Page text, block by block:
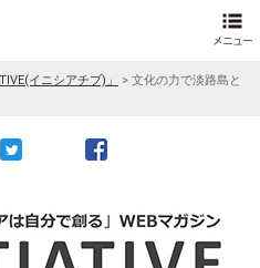
イニシアチブ)」 > 文化の力で淡路島と